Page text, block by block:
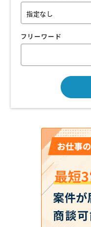
フリーワード